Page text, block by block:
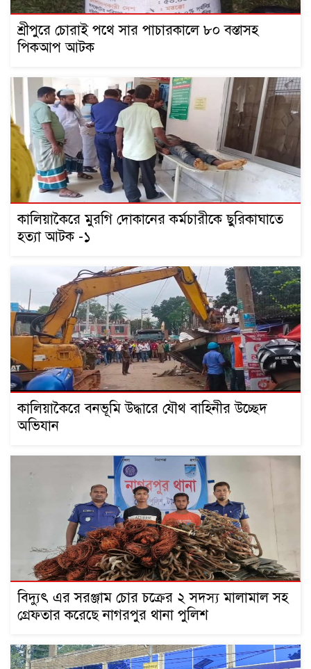
শ্রীপুরে চোরাই পথে সার পাচারকালে ৮০ বস্তাসহ
পিকআপ আটক
কালিয়াকৈরে মুরগি দোকানের কর্মচারীকে ছুরিকাঘাতে
হত্যা আটক -১
কালিয়াকৈরে বনভূমি উদ্ধারে যৌথ বাহিনীর উচ্ছেদ
অভিযান
বিদ্যুৎ এর সরঞ্জাম চোর চক্রের ২ সদস্য মালামাল সহ
গ্রেফতার করেছে নাগরপুর থানা পুলিশ